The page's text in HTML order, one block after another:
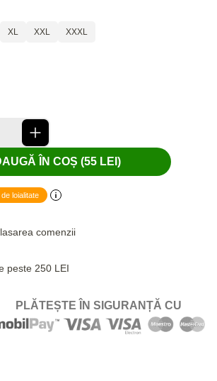
XL XXL XXXL
ÎN COȘ (55 LEI)
loialitate
comenzii
peste 250 LEI
PLĂTEȘTE ÎN SIGURANȚĂ CU